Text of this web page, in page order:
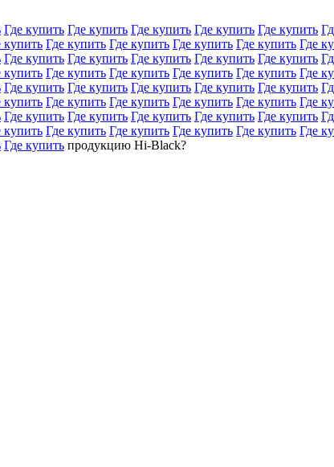
Где купить Где купить Где купить Где купить Где купить
купить Где купить Где купить Где купить Где купить Где
Где купить Где купить Где купить Где купить Где купить
купить Где купить Где купить Где купить Где купить Где
Где купить Где купить Где купить Где купить Где купить
купить Где купить Где купить Где купить Где купить Где
Где купить Где купить Где купить Где купить Где купить
купить Где купить Где купить Где купить Где купить Где
Где купить продукцию Hi-Black?